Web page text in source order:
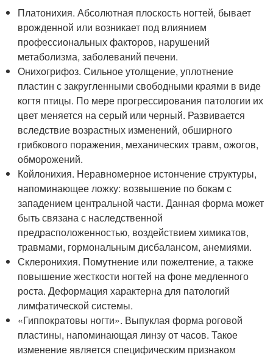
Платонихия. Абсолютная плоскость ногтей, бывает
врожденной или возникает под влиянием
профессиональных факторов, нарушений
метаболизма, заболеваний печени.
Онихогрифоз. Сильное утолщение, уплотнение
пластин с закругленными свободными краями в виде
когтя птицы. По мере прогрессирования патологии их
цвет меняется на серый или черный. Развивается
вследствие возрастных изменений, обширного
грибкового поражения, механических травм, ожогов,
обморожений.
Койлонихия. Неравномерное истончение структуры,
напоминающее ложку: возвышение по бокам с
западением центральной части. Данная форма может
быть связана с наследственной
предрасположенностью, воздействием химикатов,
травмами, гормональным дисбалансом, анемиями.
Склеронихия. Помутнение или пожелтение, а также
повышение жесткости ногтей на фоне медленного
роста. Деформация характерна для патологий
лимфатической системы.
«Гиппократовы ногти». Выпуклая форма роговой
пластины, напоминающая линзу от часов. Такое
изменение является специфическим признаком